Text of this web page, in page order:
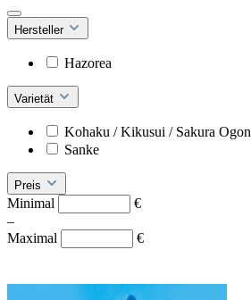
Hersteller
Hazorea
Varietät
Kohaku / Kikusui / Sakura Ogon
Sanke
Preis
Minimal
€
–
Maximal
€